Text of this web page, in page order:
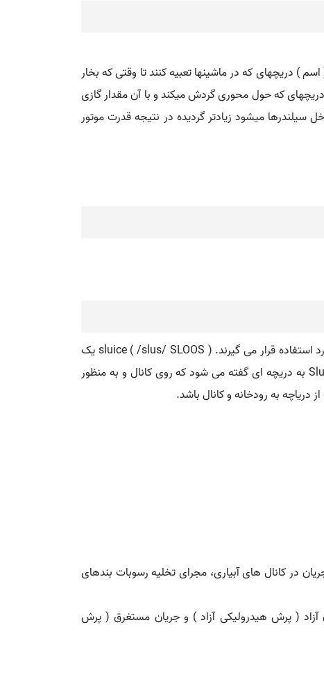
( اسم ) دریچهای که در ماشینها تعبیه کنند تا وقتی که بخار
دریچهای که حول محوری گردش میکند و با آن مقدار گازی
سیلندرها میشود زیادتر گردیده در نتیجه قدرت موتور
دریچه ( به انگلیسی: Gate ) از جمله سازه های کنترل کننده جریان هستند که در شکل ها و با نحوه عملکردهای متفاوتی مورد استفاده قرار می گیرند. sluice ( /slus/ SLOOS ) یک
واژه آلمانی به معنی کانال است. قبل از دریچه ها معمولا یک کانال وجود دارد. بنابراین در ادبیات مهندسی عموما Sluice Gate به دریچه ای گفته می شود که روی کانال و به منظور
به رودخانه و کانال باشد.
در کانال های آبیاری، مجرای تخلیه رسوبات بندهای
( پرش هیدرولیکی آزاد ) و جریان مستغرق ( پرش